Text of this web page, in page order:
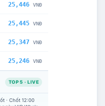
25,446 VNĐ
25,445 VNĐ
25,347 VNĐ
25,246 VNĐ
TOP 5 · LIVE
· Chốt 12:00